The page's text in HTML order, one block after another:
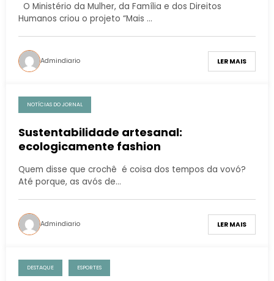
O Ministério da Mulher, da Família e dos Direitos
Humanos criou o projeto “Mais …
Admindiario LER MAIS
NOTÍCIAS DO JORNAL
Sustentabilidade artesanal:
ecologicamente fashion
Quem disse que crochê é coisa dos tempos da vovó?
Até porque, as avós de…
Admindiario LER MAIS
DESTAQUE ESPORTES